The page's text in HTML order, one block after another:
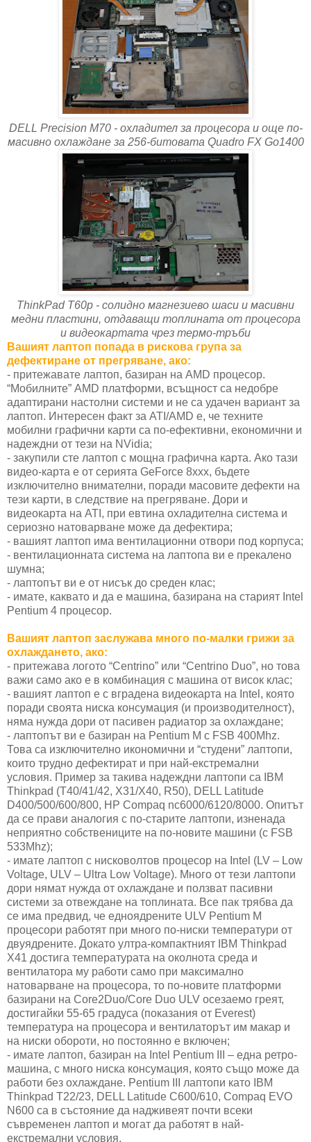
DELL Precision M70 - охладител за процесора и още по-
масивно охлаждане за 256-битовата Quadro FX Go1400
ThinkPad T60p - солидно магнезиево шаси и масивни
медни пластини, отдаващи топлината от процесора
и видеокартата чрез термо-тръби
Вашият лаптоп попада в рискова група за
дефектиране от прегряване, ако:
- притежавате лаптоп, базиран на AMD процесор.
“Мобилните” AMD платформи, всъщност са недобре
адаптирани настолни системи и не са удачен вариант за
лаптоп. Интересен факт за ATI/AMD е, че техните
мобилни графични карти са по-ефективни, економични и
надеждни от тези на NVidia;
- закупили сте лаптоп с мощна графична карта. Ако тази
видео-карта е от серията GeForce 8xxx, бъдете
изключително внимателни, поради масовите дефекти на
тези карти, в следствие на прегряване. Дори и
видеокарта на ATI, при евтина охладителна система и
сериозно натоварване може да дефектира;
- вашият лаптоп има вентилационни отвори под корпуса;
- вентилационната система на лаптопа ви е прекалено
шумна;
- лаптопът ви е от нисък до среден клас;
- имате, каквато и да е машина, базирана на старият Intel
Pentium 4 процесор.
Вашият лаптоп заслужава много по-малки грижи за
охлаждането, ако:
- притежава логото “Centrino” или “Centrino Duo”, но това
важи само ако е в комбинация с машина от висок клас;
- вашият лаптоп е с вградена видеокарта на Intel, която
поради своята ниска консумация (и производителност),
няма нужда дори от пасивен радиатор за охлаждане;
- лаптопът ви е базиран на Pentium M с FSB 400Mhz.
Това са изключително икономични и “студени” лаптопи,
които трудно дефектират и при най-екстремални
условия. Пример за такива надеждни лаптопи са IBM
Thinkpad (T40/41/42, X31/X40, R50), DELL Latitude
D400/500/600/800, HP Compaq nc6000/6120/8000. Опитът
да се прави аналогия с по-старите лаптопи, изненада
неприятно собствениците на по-новите машини (с FSB
533Mhz);
- имате лаптоп с нисковолтов процесор на Intel (LV – Low
Voltage, ULV – Ultra Low Voltage). Много от тези лаптопи
дори нямат нужда от охлаждане и ползват пасивни
системи за отвеждане на топлината. Все пак трябва да
се има предвид, че едноядрените ULV Pentium M
процесори работят при много по-ниски температури от
двуядрените. Докато ултра-компактният IBM Thinkpad
X41 достига температурата на околнота среда и
вентилатора му работи само при максимално
натоварване на процесора, то по-новите платформи
базирани на Core2Duo/Core Duo ULV осезаемо греят,
достигайки 55-65 градуса (показания от Everest)
температура на процесора и вентилаторът им макар и
на ниски обороти, но постоянно е включен;
- имате лаптоп, базиран на Intel Pentium III – една ретро-
машина, с много ниска консумация, която също може да
работи без охлаждане. Pentium III лаптопи като IBM
Thinkpad T22/23, DELL Latitude C600/610, Compaq EVO
N600 са в състояние да надживеят почти всеки
съвременен лаптоп и могат да работят в най-
екстремални условия.